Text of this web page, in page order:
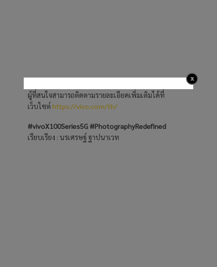
ผู้ที่สนใจสามารถติดตามรายละเอียดเพิ่มเติมได้ที่
เว็บไซต์ https://vivo.com/th/
#vivoX100Series5G #PhotographyRedefined
เรียบเรียง : นรเศรษฐ์ ฐาปนาเวท